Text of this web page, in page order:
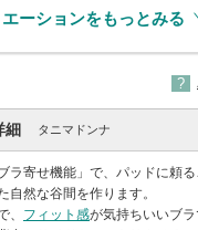
ーションをもっとみる
細 タニマドンナ
ラ寄せ機能」で、パッドに頼
自然な谷間を作ります。
、 フィット感が気持ちいいブラ